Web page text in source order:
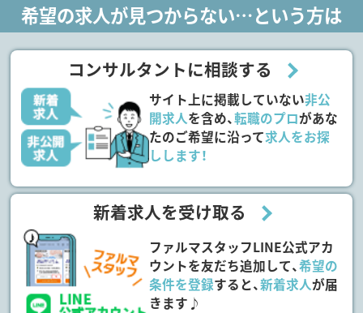
希望の求人が見つからない…という方は
コンサルタントに相談する
サイト上に掲載していない非公
開求人を含め、転職のプロがあな
たのご希望に沿って求人をお探
しします！
新着求人を受け取る
ファルマスタッフLINE公式アカ
ウントを友だち追加して、希望の
条件を登録すると、新着求人が届
きます♪